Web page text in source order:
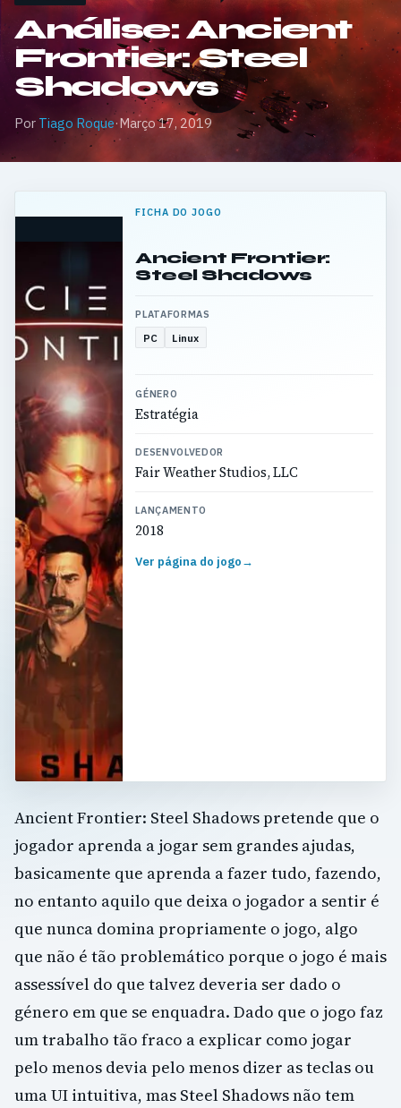
Análise: Ancient
Frontier: Steel
Shadows
Por Tiago Roque·Março 17, 2019
FICHA DO JOGO
Ancient Frontier:
Steel Shadows
PLATAFORMAS
PC Linux
GÉNERO
Estratégia
DESENVOLVEDOR
Fair Weather Studios, LLC
LANÇAMENTO
2018
Ver página do jogo→
Ancient Frontier: Steel Shadows pretende que o
jogador aprenda a jogar sem grandes ajudas,
basicamente que aprenda a fazer tudo, fazendo,
no entanto aquilo que deixa o jogador a sentir é
que nunca domina propriamente o jogo, algo
que não é tão problemático porque o jogo é mais
assessível do que talvez deveria ser dado o
género em que se enquadra. Dado que o jogo faz
um trabalho tão fraco a explicar como jogar
pelo menos devia pelo menos dizer as teclas ou
uma UI intuitiva, mas Steel Shadows não tem